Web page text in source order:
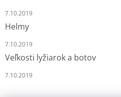
7.10.2019
Helmy
7.10.2019
Veľkosti lyžiarok a botov
7.10.2019